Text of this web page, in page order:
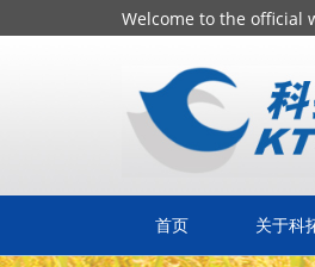
Welcome to the
首页 关于科